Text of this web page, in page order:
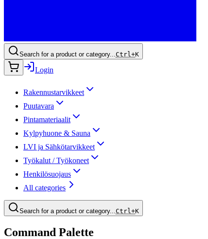
Search for a product or category... Ctrl+K
Login
Rakennustarvikkeet
Puutavara
Pintamateriaalit
Kylpyhuone & Sauna
LVI ja Sähkötarvikkeet
Työkalut / Työkoneet
Henkilösuojaus
All categories
Search for a product or category... Ctrl+K
Command Palette